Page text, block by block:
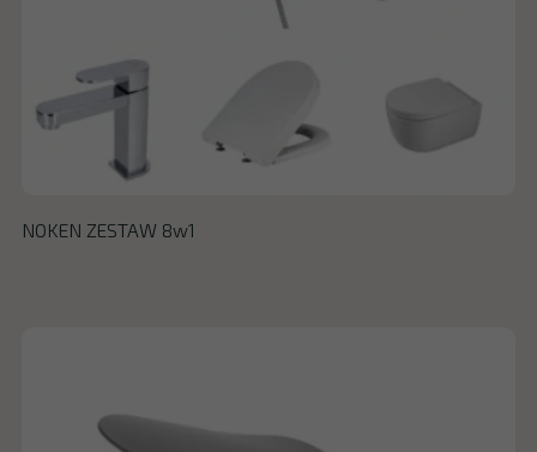
NOKEN ZESTAW 8w1